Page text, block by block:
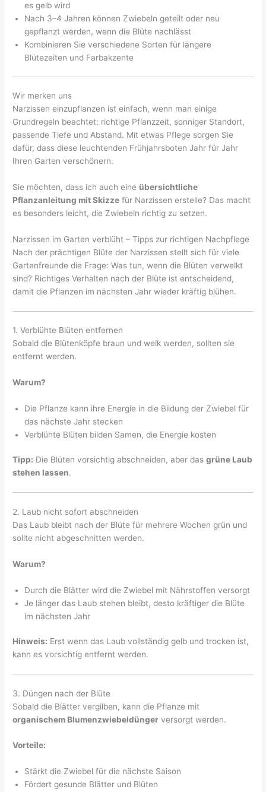
es gelb wird
Nach 3–4 Jahren können Zwiebeln geteilt oder neu
gepflanzt werden, wenn die Blüte nachlässt
Kombinieren Sie verschiedene Sorten für längere
Blütezeiten und Farbakzente
Wir merken uns
Narzissen einzupflanzen ist einfach, wenn man einige
Grundregeln beachtet: richtige Pflanzzeit, sonniger Standort,
passende Tiefe und Abstand. Mit etwas Pflege sorgen Sie
dafür, dass diese leuchtenden Frühjahrsboten Jahr für Jahr
Ihren Garten verschönern.
Sie möchten, dass ich auch eine übersichtliche
Pflanzanleitung mit Skizze für Narzissen erstelle? Das macht
es besonders leicht, die Zwiebeln richtig zu setzen.
Narzissen im Garten verblüht – Tipps zur richtigen Nachpflege
Nach der prächtigen Blüte der Narzissen stellt sich für viele
Gartenfreunde die Frage: Was tun, wenn die Blüten verwelkt
sind? Richtiges Verhalten nach der Blüte ist entscheidend,
damit die Pflanzen im nächsten Jahr wieder kräftig blühen.
1. Verblühte Blüten entfernen
Sobald die Blütenköpfe braun und welk werden, sollten sie
entfernt werden.
Warum?
Die Pflanze kann ihre Energie in die Bildung der Zwiebel für
das nächste Jahr stecken
Verblühte Blüten bilden Samen, die Energie kosten
Tipp: Die Blüten vorsichtig abschneiden, aber dasgrüne Laub
stehen lassen.
2. Laub nicht sofort abschneiden
Das Laub bleibt nach der Blüte für mehrere Wochen grün und
sollte nicht abgeschnitten werden.
Warum?
Durch die Blätter wird die Zwiebel mit Nährstoffen versorgt
Je länger das Laub stehen bleibt, desto kräftiger die Blüte
im nächsten Jahr
Hinweis: Erst wenn das Laub vollständig gelb und trocken ist,
kann es vorsichtig entfernt werden.
3. Düngen nach der Blüte
Sobald die Blätter vergilben, kann die Pflanze mit
organischem Blumenzwiebeldünger versorgt werden.
Vorteile:
Stärkt die Zwiebel für die nächste Saison
Fördert gesunde Blätter und Blüten